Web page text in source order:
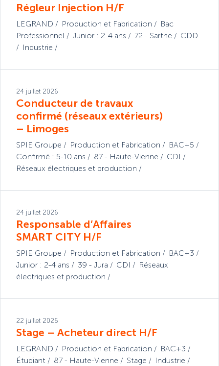
Régleur Injection H/F
LEGRAND Production et Fabrication
Bac
Professionnel
Junior : 2-4 ans 72 - Sarthe
CDD
Industrie
24 juillet 2026
Conducteur de travaux
confirmé (réseaux extérieurs)
– Limoges
SPIE Groupe Production et Fabrication
BAC+5
Confirmé : 5-10 ans
87 - Haute-Vienne
CDI
Réseaux électriques et production
24 juillet 2026
Responsable d’Affaires
SMART CITY H/F
SPIE Groupe Production et Fabrication
BAC+3
Junior : 2-4 ans
39 - Jura CDI
Réseaux
électriques et production
22 juillet 2026
Stage – Acheteur direct H/F
LEGRAND Production et Fabrication
BAC+3
Étudiant
87 - Haute-Vienne Stage Industrie